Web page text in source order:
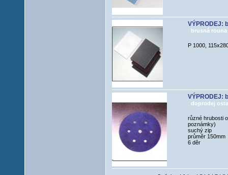
VÝPRODEJ:
brusná rouna
P 1000,
VÝPRODEJ:
doprodej
různé hrubosti
poznámky)
suchý zip
průměr 150mm
6 děr